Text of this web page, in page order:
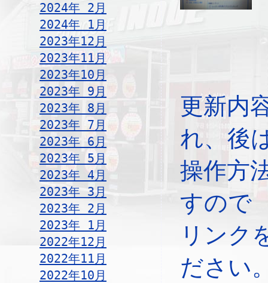
2024年 2月
2024年 1月
2023年12月
2023年11月
2023年10月
2023年 9月
2023年 8月
2023年 7月
2023年 6月
2023年 5月
2023年 4月
2023年 3月
2023年 2月
2023年 1月
2022年12月
2022年11月
2022年10月
更新内
れ、後
操作方
すので
リンク
ださい